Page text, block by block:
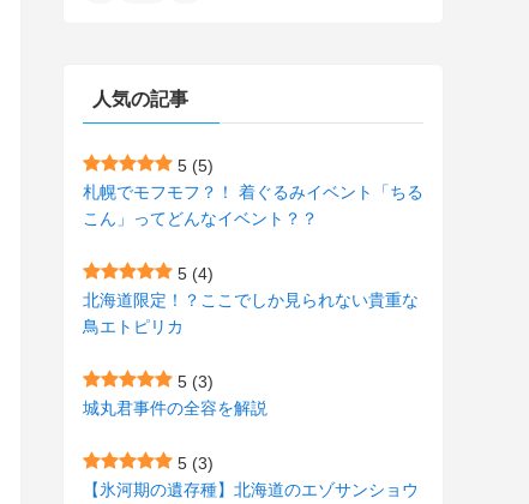
(1)
(7)
(10)
(5)
(15)
(9)
(11)
(3)
(15)
(157)
(1)
(8)
(5)
(4)
(1)
(10)
(2)
(3)
(3)
(2)
(1)
人気の記事
5 (5)
札幌でモフモフ？！ 着ぐるみイベント「ちる
こん」ってどんなイベント？？
5 (4)
北海道限定！？ここでしか見られない貴重な
鳥エトピリカ
5 (3)
城丸君事件の全容を解説
5 (3)
【氷河期の遺存種】北海道のエゾサンショウ